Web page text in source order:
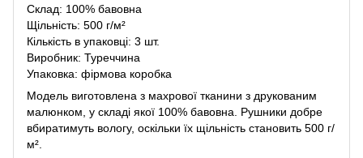
Склад: 100% бавовна
Щільність: 500 г/м²
Кількість в упаковці: 3 шт.
Виробник: Туреччина
Упаковка: фірмова коробка
Модель виготовлена з махрової тканини з друкованим
малюнком, у складі якої 100% бавовна. Рушники добре
вбиратимуть вологу, оскільки їх щільність становить 500 г/
м².